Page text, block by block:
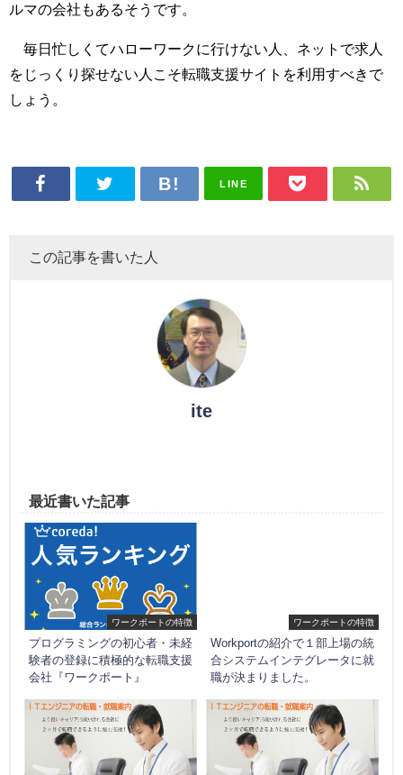
ルマの会社もあるそうです。
毎日忙しくてハローワークに行けない人、ネットで求人
をじっくり探せない人こそ転職支援サイトを利用すべきで
しょう。
LINE
この記事を書いた人
ite
最近書いた記事
ワークポートの特徴
プログラミングの初心者・未経
験者の登録に積極的な転職支援
会社『ワークポート』
ワークポートの特徴
Workportの紹介で１部上場の統
合システムインテグレータに就
職が決まりました。